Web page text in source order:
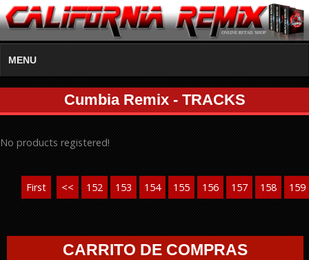
MENU
Cumbia Remix - TRACKS
No products registered!
First << 152 153 154 155 156 157 158 159
CARRITO DE COMPRAS